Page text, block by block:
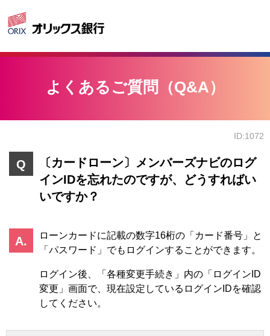
よくあるご質問（Q&A）
ID:1072
〔カードローン〕メンバーズナビのログ
インIDを忘れたのですが、どうすればい
いですか？
ローンカードに記載の数字16桁の「カード番号」と
「パスワード」でもログインすることができます。
ログイン後、「各種変更手続き」内の「ログインID
変更」画面で、現在設定しているログインIDを確認
してください。